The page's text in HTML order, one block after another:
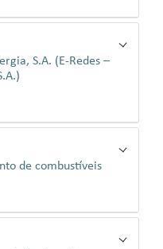
S.A. (E-Redes –
de combustíveis